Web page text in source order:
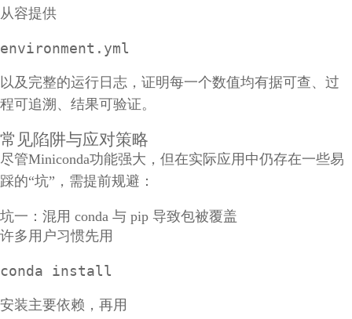
从容提供
environment.yml
以及完整的运行日志，证明每一个数值均有据可查、过
程可追溯、结果可验证。
常见陷阱与应对策略
尽管Miniconda功能强大，但在实际应用中仍存在一些易
踩的“坑”，需提前规避：
坑一：混用 conda 与 pip 导致包被覆盖
许多用户习惯先用
conda install
安装主要依赖，再用